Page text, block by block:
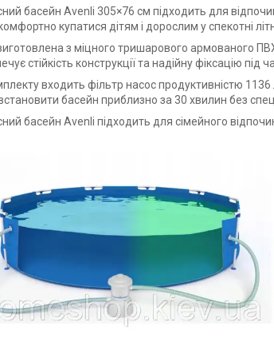
басейн Avenli 305×76 см підходить для
купатися дітям і дорослим у спекотні
з міцного тришарового армованого
стійкість конструкції та надійну фіксацію під
входить фільтр насос продуктивністю
басейн приблизно за 30 хвилин без
басейн Avenli підходить для сімейного